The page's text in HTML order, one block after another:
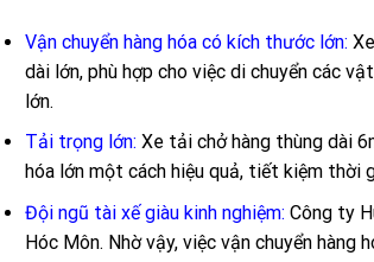
Vận chuyển hàng hóa có kích thước lớn:
dài lớn, phù hợp cho việc di chuyển các
lớn.
Tải trọng lớn: Xe tải chở hàng thùng dài
hóa lớn một cách hiệu quả, tiết kiệm thời
Đội ngũ tài xế giàu kinh nghiệm: Công ty
Hóc Môn. Nhờ vậy, việc vận chuyển hàng